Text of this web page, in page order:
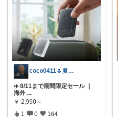
coco0411🌷夏グッズ色々🌻
✈️ 8/11まで期間限定セール ｜
海外 ...
￥ 2,990～
1 0 164